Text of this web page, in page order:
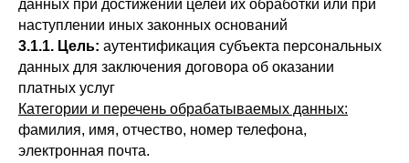
данных при достижении целей их обработки или при
наступлении иных законных оснований
3.1.1. Цель: аутентификация субъекта персональных
данных для заключения договора об оказании
платных услуг
Категории и перечень обрабатываемых данных:
фамилия, имя, отчество, номер телефона,
электронная почта.